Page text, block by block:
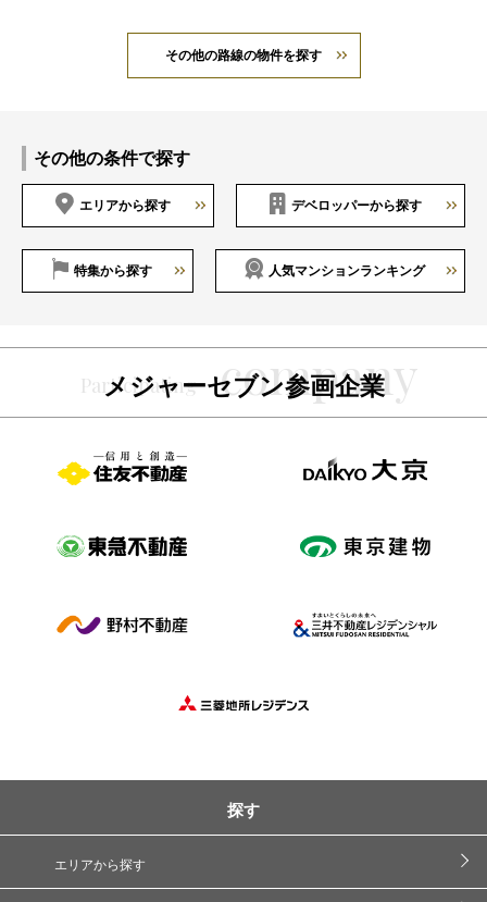
その他の路線の物件を探す
その他の条件で探す
エリアから探す デベロッパーから探す
特集から探す 人気マンションランキング
メジャーセブン参画企業
探す
エリアから探す